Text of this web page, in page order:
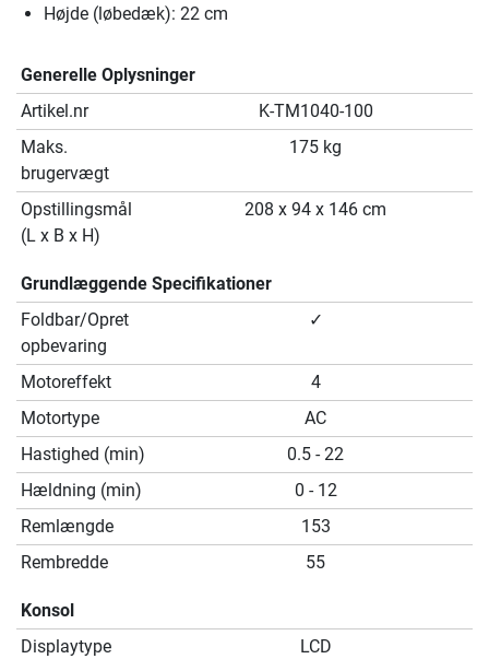
Højde (løbedæk): 22 cm
Generelle Oplysninger
Artikel.nr
K-TM1040-100
Maks.
brugervægt
175 kg
Opstillingsmål
(L x B x H)
208 x 94 x 146 cm
Grundlæggende Specifikationer
Foldbar/Opret
opbevaring
✓
Motoreffekt
4
Motortype
AC
Hastighed (min)
0.5 - 22
Hældning (min)
0 - 12
Remlængde
153
Rembredde
55
Konsol
Displaytype
LCD